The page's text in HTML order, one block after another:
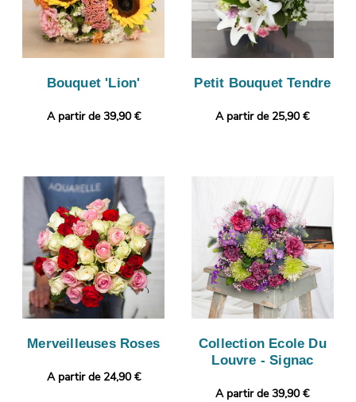
Bouquet 'Lion'
A partir de 39,90 €
Petit Bouquet Tendre
A partir de 25,90 €
Merveilleuses Roses
A partir de 24,90 €
Collection Ecole Du
Louvre - Signac
A partir de 39,90 €